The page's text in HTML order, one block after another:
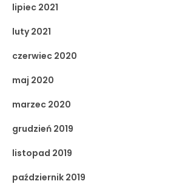
lipiec 2021
luty 2021
czerwiec 2020
maj 2020
marzec 2020
grudzień 2019
listopad 2019
październik 2019